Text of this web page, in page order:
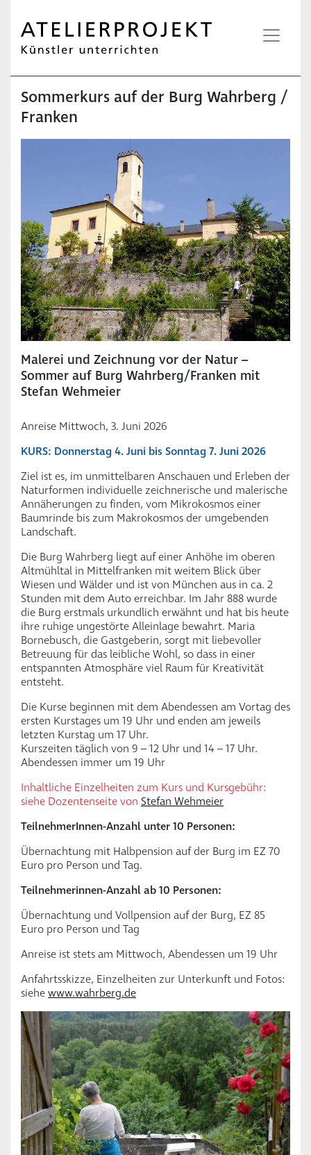
Sommerkurs auf der Burg Wahrberg /
Franken
Malerei und Zeichnung vor der Natur –
Sommer auf Burg Wahrberg/Franken mit
Stefan Wehmeier
Anreise Mittwoch, 3. Juni 2026
KURS: Donnerstag 4. Juni bis Sonntag 7. Juni 2026
Ziel ist es, im unmittelbaren Anschauen und Erleben der
Naturformen individuelle zeichnerische und malerische
Annäherungen zu finden, vom Mikrokosmos einer
Baumrinde bis zum Makrokosmos der umgebenden
Landschaft.
Die Burg Wahrberg liegt auf einer Anhöhe im oberen
Altmühltal in Mittelfranken mit weitem Blick über
Wiesen und Wälder und ist von München aus in ca. 2
Stunden mit dem Auto erreichbar. Im Jahr 888 wurde
die Burg erstmals urkundlich erwähnt und hat bis heute
ihre ruhige ungestörte Alleinlage bewahrt. Maria
Bornebusch, die Gastgeberin, sorgt mit liebevoller
Betreuung für das leibliche Wohl, so dass in einer
entspannten Atmosphäre viel Raum für Kreativität
entsteht.
Die Kurse beginnen mit dem Abendessen am Vortag des
ersten Kurstages um 19 Uhr und enden am jeweils
letzten Kurstag um 17 Uhr.
Kurszeiten täglich von 9 – 12 Uhr und 14 – 17 Uhr.
Abendessen immer um 19 Uhr
Inhaltliche Einzelheiten zum Kurs und Kursgebühr:
siehe Dozentenseite von Stefan Wehmeier
TeilnehmerInnen-Anzahl unter 10 Personen:
Übernachtung mit Halbpension auf der Burg im EZ 70
Euro pro Person und Tag.
Teilnehmerinnen-Anzahl ab 10 Personen:
Übernachtung und Vollpension auf der Burg, EZ 85
Euro pro Person und Tag
Anreise ist stets am Mittwoch, Abendessen um 19 Uhr
Anfahrtsskizze, Einzelheiten zur Unterkunft und Fotos:
siehewww.wahrberg.de